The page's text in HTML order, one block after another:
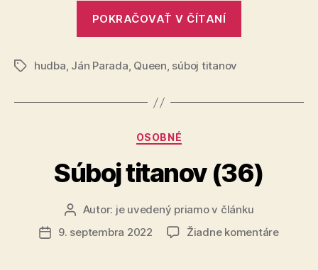
POKRAČOVAŤ V ČÍTANÍ
Značkyhudba, Ján Parada, Queen, súboj titanov
Kategórie
OSOBNÉ
Súboj titanov (36)
AutorAutor: je uvedený priamo v článku
Dátum
9. septembra 2022 Žiadne komentárena